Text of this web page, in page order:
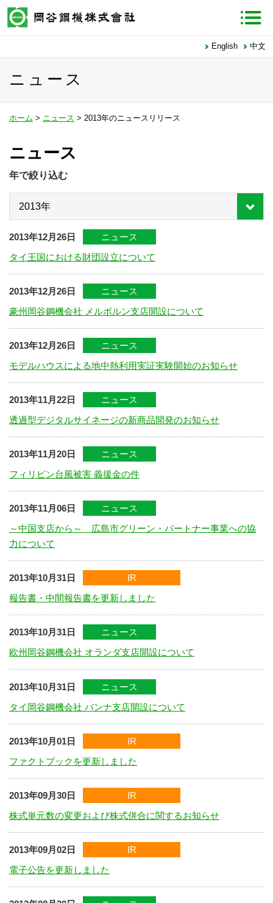
English 中文
ニュース
ホーム > ニュース > 2013年のニュースリリース
ニュース
年で絞り込む
2013年12月26日
ニュース
タイ王国における財団設立について
2013年12月26日
ニュース
豪州岡谷鋼機会社 メルボルン支店開設について
2013年12月26日
ニュース
モデルハウスによる地中熱利用実証実験開始のお知らせ
2013年11月22日
ニュース
透過型デジタルサイネージの新商品開発のお知らせ
2013年11月20日
ニュース
フィリピン台風被害 義援金の件
2013年11月06日
ニュース
～中国支店から～ 広島市グリーン・パートナー事業への協
力について
2013年10月31日
IR
報告書・中間報告書を更新しました
2013年10月31日
ニュース
欧州岡谷鋼機会社 オランダ支店開設について
2013年10月31日
ニュース
タイ岡谷鋼機会社 バンナ支店開設について
2013年10月01日
IR
ファクトブックを更新しました
2013年09月30日
IR
株式単元数の変更および株式併合に関するお知らせ
2013年09月02日
IR
電子公告を更新しました